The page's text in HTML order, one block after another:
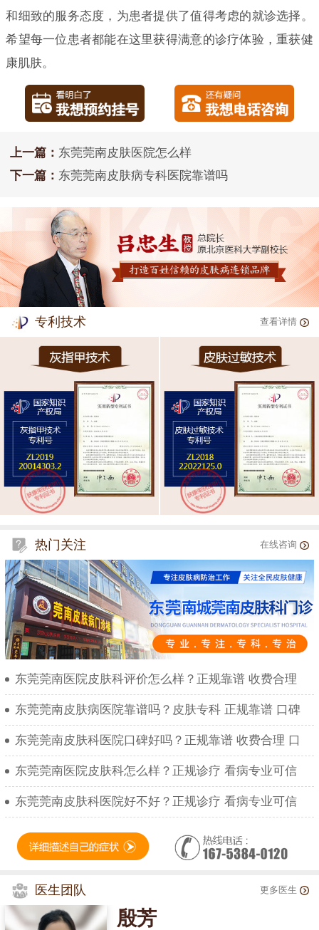
和细致的服务态度，为患者提供了值得考虑的就诊选择。
希望每一位患者都能在这里获得满意的诊疗体验，重获健
康肌肤。
上一篇： 东莞莞南皮肤医院怎么样
下一篇： 东莞莞南皮肤病专科医院靠谱吗
专利技术 查看详情
热门关注 在线咨询
东莞莞南医院皮肤科评价怎么样？正规靠谱 收费合理
东莞莞南皮肤病医院靠谱吗？皮肤专科 正规靠谱 口碑
东莞莞南皮肤科医院口碑好吗？正规靠谱 收费合理 口
东莞莞南医院皮肤科怎么样？正规诊疗 看病专业可信
东莞莞南皮肤科医院好不好？正规诊疗 看病专业可信
医生团队 更多医生
殷芳